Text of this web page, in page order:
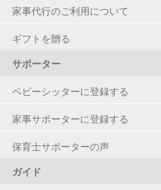
家事代行のご利用について
ギフトを贈る
サポーター
ベビーシッターに登録する
家事サポーターに登録する
保育士サポーターの声
ガイド